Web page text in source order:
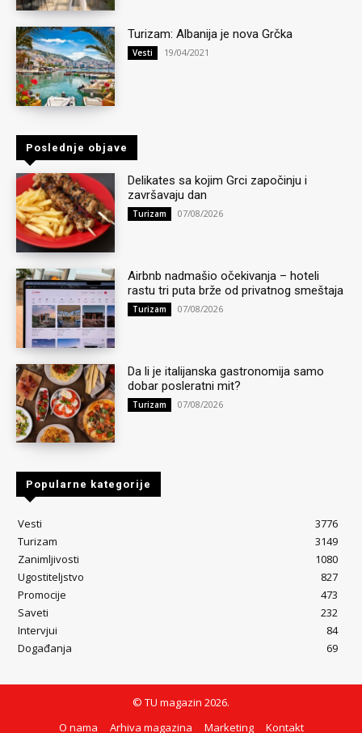
Turizam: Albanija je nova Grčka
Vesti 19/04/2021
Poslednje objave
Delikates sa kojim Grci započinju i
završavaju dan
Turizam 07/08/2026
Airbnb nadmašio očekivanja – hoteli
rastu tri puta brže od privatnog smeštaja
Turizam 07/08/2026
Da li je italijanska gastronomija samo
dobar posleratni mit?
Turizam 07/08/2026
Popularne kategorije
Vesti
3776
Turizam
3149
Zanimljivosti
1080
Ugostiteljstvo
827
Promocije
473
Saveti
232
Intervjui
84
Događanja
69
© TU magazin 2026.
O nama
Arhiva magazina Marketing Kontakt